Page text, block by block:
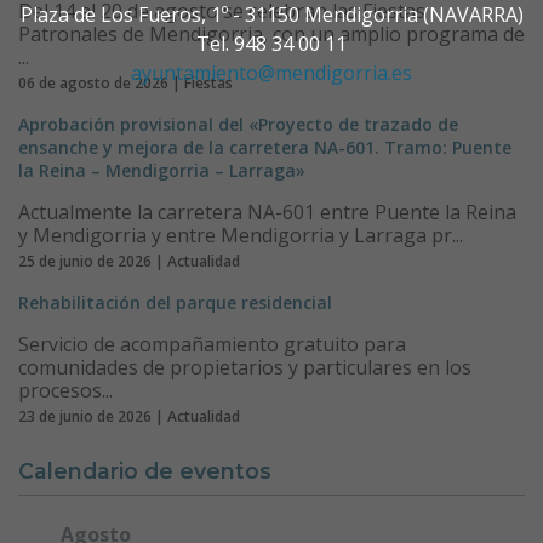
Plaza de Los Fueros, 1º - 31150 Mendigorria (NAVARRA)
Tel. 948 34 00 11
ayuntamiento@mendigorria.es
Del 14 al 20 de agosto se celebran las Fiestas
Patronales de Mendigorria, con un amplio programa de
...
06 de agosto de 2026 | Fiestas
Aprobación provisional del «Proyecto de trazado de
ensanche y mejora de la carretera NA-601. Tramo: Puente
la Reina – Mendigorria – Larraga»
Actualmente la carretera NA-601 entre Puente la Reina
y Mendigorria y entre Mendigorria y Larraga pr...
25 de junio de 2026 | Actualidad
Rehabilitación del parque residencial
Servicio de acompañamiento gratuito para
comunidades de propietarios y particulares en los
procesos...
23 de junio de 2026 | Actualidad
Calendario de eventos
Agosto